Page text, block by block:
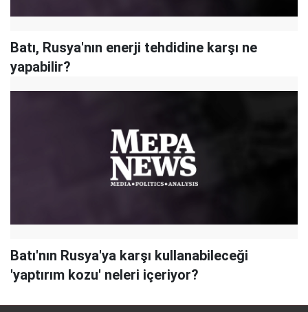
Batı, Rusya'nın enerji tehdidine karşı ne
yapabilir?
Batı'nın Rusya'ya karşı kullanabileceği
'yaptırım kozu' neleri içeriyor?